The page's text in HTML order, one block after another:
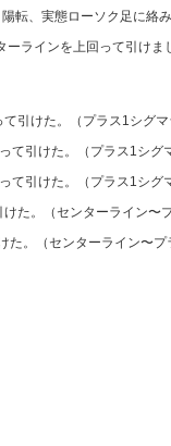
転、実態ローソク足に
ーラインを上回って引けま
引けた。（プラス1シグ
て引けた。（プラス1シグ
て引けた。（プラス1シグ
た。（センターライン〜
た。（センターライン〜